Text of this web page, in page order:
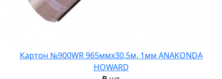
Картон №900WR 965ммх30,5м, 1мм ANAKONDA
HOWARD